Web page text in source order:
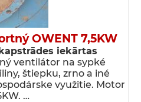
OWENT 7,5KW
iekārtas
ventilátor na sypké
štiepku, zrno a iné
využitie. Motor
…